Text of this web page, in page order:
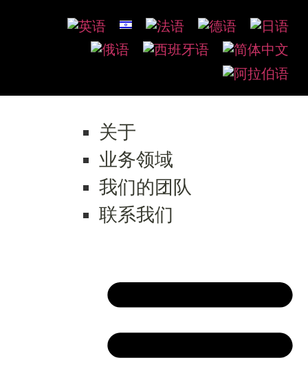
关于
业务领域
我们的团队
联系我们